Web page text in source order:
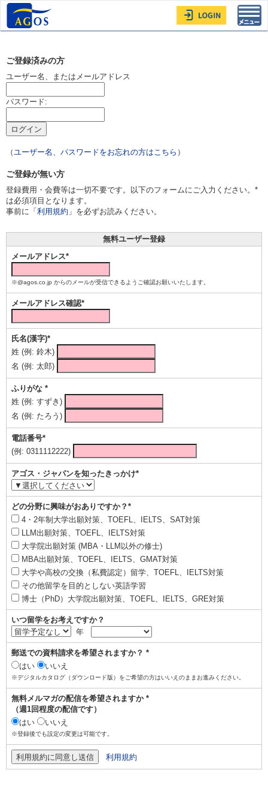
ご登録済みの方
ユーザー名、またはメールアドレス
パスワード:
（ユーザー名、パスワードをお忘れの方はこちら ）
ご登録が無い方
登録費用・会費等は一切不要です。以下のフォームにご入力ください。*
は必須項目となります。
事前に「 利用規約 」を必ずお読みください。
無料ユーザー登録
メールアドレス*
※@agos.co.jp からのメールが受信できるようご確認お願いいたします。
メールアドレス確認*
氏名(漢字)*
姓 (例: 鈴木)
名 (例: 太郎)
ふりがな *
姓 (例: すずき)
名 (例: たろう)
電話番号*
(例: 0311112222)
アゴス・ジャパンを知ったきっかけ*
どの分野に興味がおありですか？*
4・2年制大学出願対策、TOEFL、IELTS、SAT対策
LLM出願対策、TOEFL、IELTS対策
大学院出願対策 (MBA・LLM以外の修士)
MBA出願対策、TOEFL、IELTS、GMAT対策
大学や高校の交換（私費認定）留学、TOEFL、IELTS対策
その他留学を目的としない英語学習
博士（PhD）大学院出願対策、TOEFL、IELTS、GRE対策
いつ留学をお考えですか？
年
郵送での資料請求を希望されますか？ *
はい
いいえ
※デジタルカタログ（ダウンロード版）をご希望の方はいいえのままお進みください。
無料メルマガの配信を希望されますか *
（週1回程度の配信です）
はい
いいえ
※登録後でも設定の変更は可能です。
利用規約